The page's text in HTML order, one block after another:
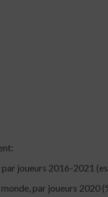
joueurs 2016-2021
par joueurs 2020